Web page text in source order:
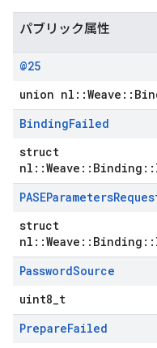
パブリック属性
@25
union
BindingFailed
struct
PASEParameters
struct
PasswordSource
uint8_t
PrepareFailed